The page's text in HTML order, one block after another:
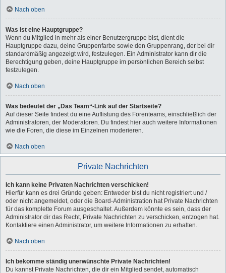
Nach oben
Was ist eine Hauptgruppe?
Wenn du Mitglied in mehr als einer Benutzergruppe bist, dient die
Hauptgruppe dazu, deine Gruppenfarbe sowie den Gruppenrang, der bei dir
standardmäßig angezeigt wird, festzulegen. Ein Administrator kann dir die
Berechtigung geben, deine Hauptgruppe im persönlichen Bereich selbst
festzulegen.
Nach oben
Was bedeutet der „Das Team“-Link auf der Startseite?
Auf dieser Seite findest du eine Auflistung des Forenteams, einschließlich der
Administratoren, der Moderatoren. Du findest hier auch weitere Informationen
wie die Foren, die diese im Einzelnen moderieren.
Nach oben
Private Nachrichten
Ich kann keine Privaten Nachrichten verschicken!
Hierfür kann es drei Gründe geben: Entweder bist du nicht registriert und /
oder nicht angemeldet, oder die Board-Administration hat Private Nachrichten
für das komplette Forum ausgeschaltet. Außerdem könnte es sein, dass der
Administrator dir das Recht, Private Nachrichten zu verschicken, entzogen hat.
Kontaktiere einen Administrator, um weitere Informationen zu erhalten.
Nach oben
Ich bekomme ständig unerwünschte Private Nachrichten!
Du kannst Private Nachrichten, die dir ein Mitglied sendet, automatisch